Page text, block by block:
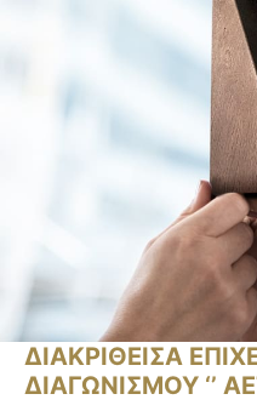
ΔΙΑΚΡΙΘΕΙΣΑ
ΔΙΑΓΩΝΙΣΜΟΥ ‘’